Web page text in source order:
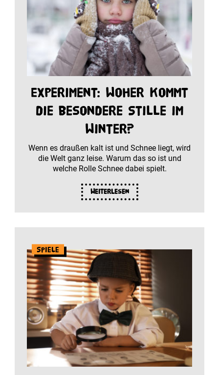
Experiment: Woher kommt
die besondere Stille im
Winter?
Wenn es draußen kalt ist und Schnee liegt, wird
die Welt ganz leise. Warum das so ist und
welche Rolle Schnee dabei spielt.
Weiterlesen
Spiele